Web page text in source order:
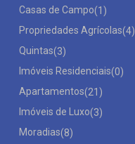
Casas de Campo(1)
Propriedades Agrícolas(4)
Quintas(3)
Imóveis Residenciais(0)
Apartamentos(21)
Imóveis de Luxo(3)
Moradias(8)